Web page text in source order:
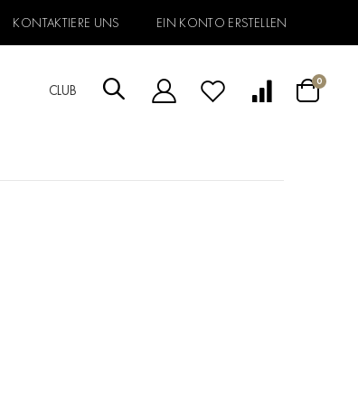
KONTAKTIERE UNS EIN KONTO ERSTELLEN
CLUB
Warenkorb
0Artikel